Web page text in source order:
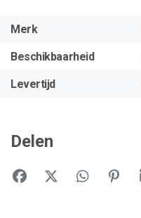
Merk
Beschikbaarheid
Levertijd
Delen